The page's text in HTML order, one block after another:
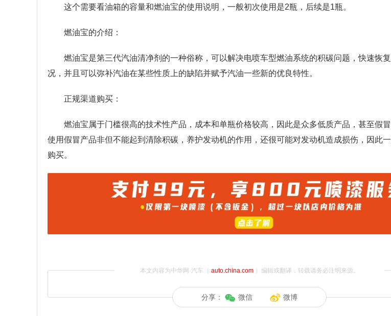
这个需要看油箱的容量和燃油宝的使用说明，一般初次使用是2瓶，后续是1瓶。
燃油宝的介绍：
燃油宝是第三代汽油清净剂的一种俗称，可以解决电喷车型燃油系统的积碳问题，快速恢
况，并且可以弥补汽油在某些性质上的缺陷并赋予汽油一些新的优良特性。
正规渠道购买：
燃油宝属于门槛很高的技术性产品，成本和单瓶价格较高，因此是众多低质产品，甚至假冒
使用假冒产品非但不能起到清除积碳，养护发动机的作用，还很可能对发动机造成损伤，因此
购买。
本文内容为中华网·汽车（ auto.china.com）编辑或翻译，转载请务必注明来源。
分享： 微信 微博